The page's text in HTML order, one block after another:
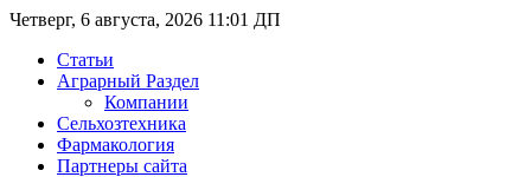
Четверг, 6 августа, 2026 11:01 ДП
Статьи
Аграрный Раздел
Компании
Сельхозтехника
Фармакология
Партнеры сайта